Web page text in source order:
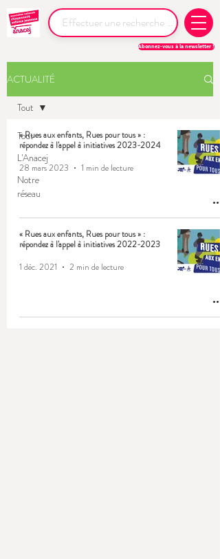
Abonnez-vous à la newsletter !
ACTUALITÉ
Tout
L'Anacej
Notre
réseau
Tout
« Rues aux enfants, Rues pour tous » :
répondez à l'appel à initiatives 2023-2024
28 mars 2023
1 min de lecture
« Rues aux enfants, Rues pour tous » :
répondez à l'appel à initiatives 2022-2023
1 déc. 2021
2 min de lecture